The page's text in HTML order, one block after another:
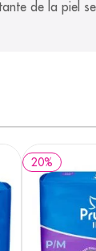
de la piel
20%